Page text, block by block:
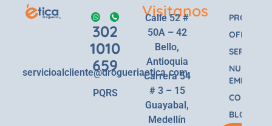
302
1010
659
servicioalcliente@drogueriaetica.com
PQRS
Visitanos
Calle 52 #
50A – 42
Bello,
Antioquia
Carrera 54
# 3 – 15
Guayabal,
Medellín
OFERTAS
SERVICIOS
NUESTRA
EMPRESA
BLOG